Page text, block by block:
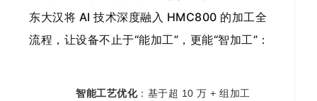
东大汉将 AI 技术深度融入 HMC800 的加工全
流程，让设备不止于“能加工”，更能“智加工”：
智能工艺优化：基于超 10 万 + 组加工